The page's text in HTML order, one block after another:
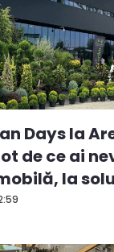
Days la
de ce ai
la